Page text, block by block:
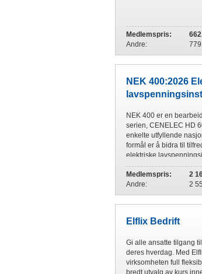
Medlemspris:
Andre:
NEK 400:2026
NEK 400 er en
serien, CENELEC HD
enkelte utfyllende
formål er å bidra til
elektriske
utførelse. Den innehol...
Medlemspris:
2
Andre:
2
Elflix Bedrift
Gi alle ansatte tilgang
deres hverdag. Med
virksomheten full
bredt utvalg av kurs